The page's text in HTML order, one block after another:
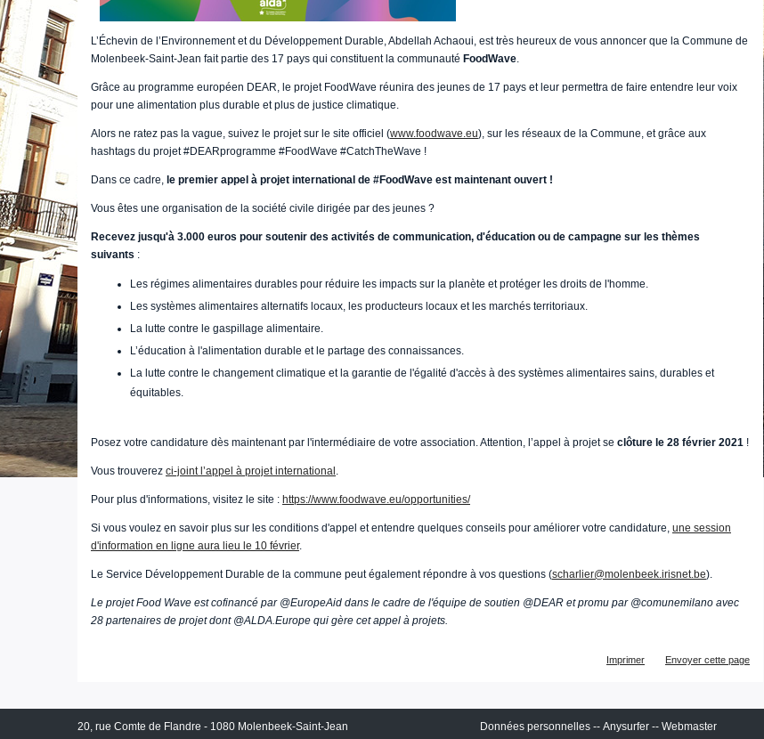
L’Échevin de l’Environnement et du Développement Durable, Abdellah Achaoui, est très heureux de vous annoncer que la Commune de
Molenbeek-Saint-Jean fait partie des 17 pays qui constituent la communauté FoodWave.
Grâce au programme européen DEAR, le projet FoodWave réunira des jeunes de 17 pays et leur permettra de faire entendre leur voix
pour une alimentation plus durable et plus de justice climatique.
Alors ne ratez pas la vague, suivez le projet sur le site officiel (www.foodwave.eu), sur les réseaux de la Commune, et grâce aux
hashtags du projet #DEARprogramme #FoodWave #CatchTheWave !
Dans ce cadre, le premier appel à projet international de #FoodWave est maintenant ouvert !
Vous êtes une organisation de la société civile dirigée par des jeunes ?
Recevez jusqu'à 3.000 euros pour soutenir des activités de communication, d'éducation ou de campagne sur les thèmes
suivants :
Les régimes alimentaires durables pour réduire les impacts sur la planète et protéger les droits de l'homme.
Les systèmes alimentaires alternatifs locaux, les producteurs locaux et les marchés territoriaux.
La lutte contre le gaspillage alimentaire.
L’éducation à l'alimentation durable et le partage des connaissances.
La lutte contre le changement climatique et la garantie de l'égalité d'accès à des systèmes alimentaires sains, durables et
équitables.
Posez votre candidature dès maintenant par l'intermédiaire de votre association. Attention, l’appel à projet se clôture le 28 février 2021 !
Vous trouverez ci-joint l’appel à projet international .
Pour plus d'informations, visitez le site : https://www.foodwave.eu/opportunities/
Si vous voulez en savoir plus sur les conditions d'appel et entendre quelques conseils pour améliorer votre candidature, une session
d'information en ligne aura lieu le 10 février.
Le Service Développement Durable de la commune peut également répondre à vos questions (scharlier@molenbeek.irisnet.be).
Le projet Food Wave est cofinancé par @EuropeAid dans le cadre de l'équipe de soutien @DEAR et promu par @comunemilano avec
28 partenaires de projet dont @ALDA.Europe qui gère cet appel à projets.
Imprimer Envoyer cette page
20, rue Comte de Flandre - 1080 Molenbeek-Saint-Jean
Données personnelles -- Anysurfer -- Webmaster